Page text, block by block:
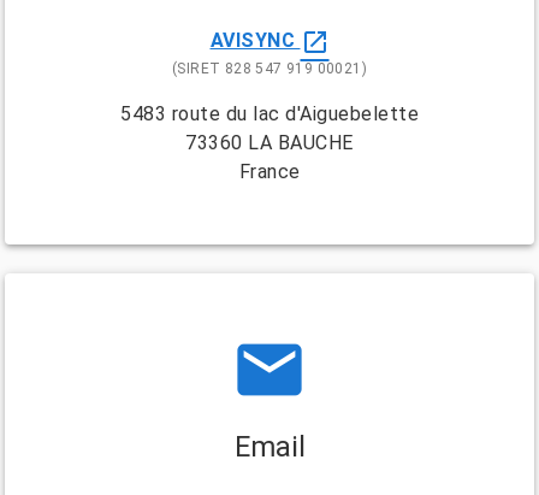
AVISYNC open_in_new
(SIRET 828 547 919 00021)
5483 route du lac d'Aiguebelette
73360 LA BAUCHE
France
email
Email